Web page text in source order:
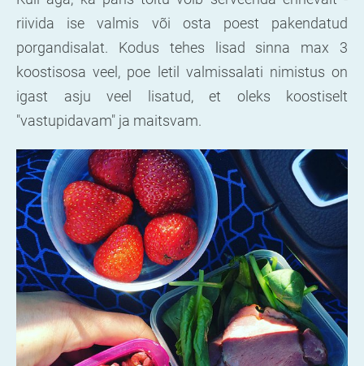
riivida ise valmis või osta poest pakendatud
porgandisalat. Kodus tehes lisad sinna max 3
koostisosa veel, poe letil valmissalati nimistus on
igast asju veel lisatud, et oleks koostiselt
"vastupidavam" ja maitsvam.